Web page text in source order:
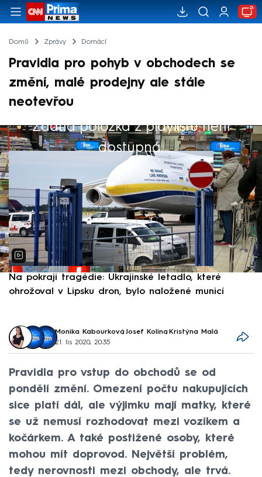
Domů Zprávy Domácí
Pravidla pro pohyb v obchodech se
změní, malé prodejny ale stále
neotevřou
Žádná položka z playlistu není
dostupná.
Výběr redakce
Na pokraji tragédie: Ukrajinské letadlo, které
ohrožoval v Lipsku dron, bylo naložené municí
Monika Kabourková,Josef Kolina, Kristýna Malá
21. lis 2020, 20:35
Pravidla pro vstup do obchodů se od
pondělí změní. Omezení počtu nakupujících
sice platí dál, ale výjimku mají matky, které
se už nemusí rozhodovat mezi vozíkem a
kočárkem. A také postižené osoby, které
mohou mít doprovod. Největší problém,
tedy nerovnosti mezi obchody, ale trvá.